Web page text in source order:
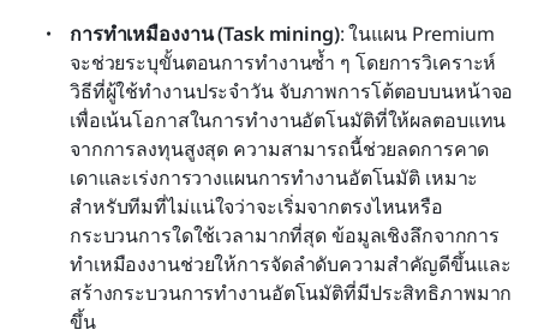
การทำเหมืองงาน (Task mining): ในแผน Premium
จะช่วยระบุขั้นตอนการทำงานซ้ำ ๆ โดยการวิเคราะห์
วิธีที่ผู้ใช้ทำงานประจำวัน จับภาพการโต้ตอบบนหน้าจอ
เพื่อเน้นโอกาสในการทำงานอัตโนมัติที่ให้ผลตอบแทน
จากการลงทุนสูงสุด ความสามารถนี้ช่วยลดการคาด
เดาและเร่งการวางแผนการทำงานอัตโนมัติ เหมาะ
สำหรับทีมที่ไม่แน่ใจว่าจะเริ่มจากตรงไหนหรือ
กระบวนการใดใช้เวลามากที่สุด ข้อมูลเชิงลึกจากการ
ทำเหมืองงานช่วยให้การจัดลำดับความสำคัญดีขึ้นและ
สร้างกระบวนการทำงานอัตโนมัติที่มีประสิทธิภาพมาก
ขึ้น